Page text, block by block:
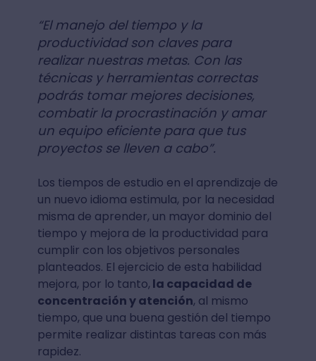
“El manejo del tiempo y la
productividad son claves para
realizar nuestras metas. Con las
técnicas y herramientas correctas
podrás tomar mejores decisiones,
combatir la procrastinación y amar
un equipo eficiente para que tus
proyectos se lleven a cabo”.
Los tiempos de estudio en el aprendizaje de
un nuevo idioma estimula, por la necesidad
misma de aprender, un mayor dominio del
tiempo y mejora de la productividad para
cumplir con los objetivos personales
planteados. El ejercicio de esta habilidad
mejora, por lo tanto, la capacidad de
concentración y atención, al mismo
tiempo, que una buena gestión del tiempo
permite realizar distintas tareas con más
rapidez.